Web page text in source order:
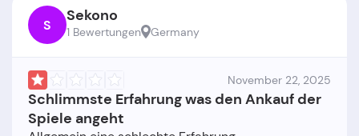
S Sekono
1 Bewertungen Germany
November 22, 2025
Schlimmste Erfahrung was den Ankauf der
Spiele angeht